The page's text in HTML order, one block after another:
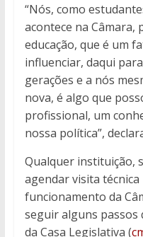
“Nós, como
acontece na Câmara,
educação, que é um
influenciar, daqui
gerações e a nós
nova, é algo que
profissional, um
nossa política”,
Qualquer instituição,
agendar visita
funcionamento da
seguir alguns passos
da Casa Legislativa (